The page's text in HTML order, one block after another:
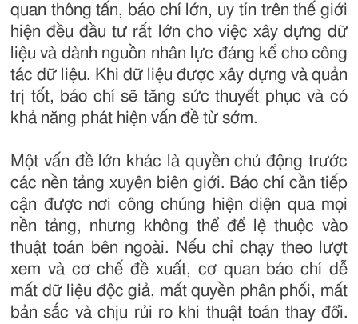
quan thông tấn, báo chí lớn, uy tín trên thế giới
hiện đều đầu tư rất lớn cho việc xây dựng dữ
liệu và dành nguồn nhân lực đáng kể cho công
tác dữ liệu. Khi dữ liệu được xây dựng và quản
trị tốt, báo chí sẽ tăng sức thuyết phục và có
khả năng phát hiện vấn đề từ sớm.
Một vấn đề lớn khác là quyền chủ động trước
các nền tảng xuyên biên giới. Báo chí cần tiếp
cận được nơi công chúng hiện diện qua mọi
nền tảng, nhưng không thể để lệ thuộc vào
thuật toán bên ngoài. Nếu chỉ chạy theo lượt
xem và cơ chế đề xuất, cơ quan báo chí dễ
mất dữ liệu độc giả, mất quyền phân phối, mất
bản sắc và chịu rủi ro khi thuật toán thay đổi.